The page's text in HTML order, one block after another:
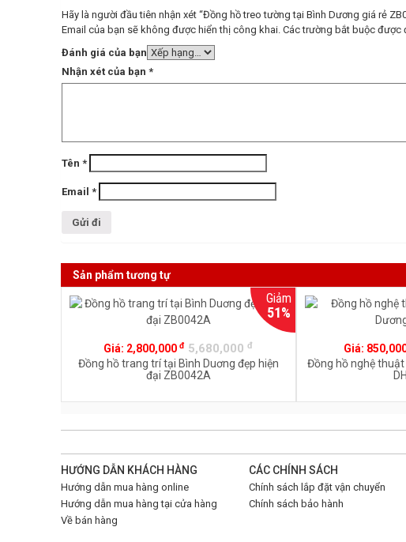
Hãy là người đầu tiên nhận xét “Đồng hồ treo tường tại Bình Dương giá rẻ
Email của bạn sẽ không được hiển thị công khai. Các trường bắt buộc được
Đánh giá của bạn
Nhận xét của bạn *
Tên *
Email *
Sản phẩm tương tự
Giảm
51%
Giá: 2,800,000đ 5,680,000đ
Đồng hồ trang trí tại Bình Duơng đẹp hiện
đại ZB0042A
Giá:
Đồng hồ nghệ
HƯỚNG DẪN KHÁCH HÀNG
Hướng dẫn mua hàng online
Hướng dẫn mua hàng tại cửa hàng
Về bán hàng
CÁC CHÍNH SÁCH
Chính sách lắp đặt vận chuyển
Chính sách bảo hành